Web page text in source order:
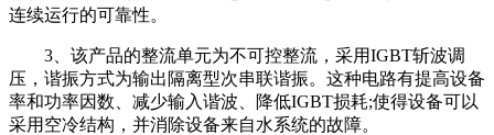
连续运行的可靠性。
3、该产品的整流单元为不可控整流，采用IGBT斩波调
压，谐振方式为输出隔离型次串联谐振。这种电路有提高设备
率和功率因数、减少输入谐波、降低IGBT损耗;使得设备可以
采用空冷结构，并消除设备来自水系统的故障。